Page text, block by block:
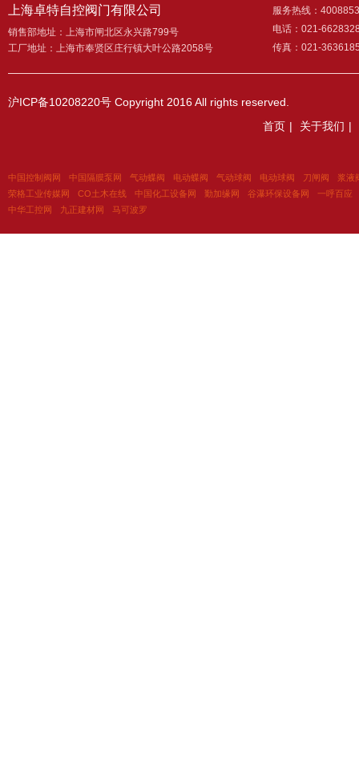
上海卓特自控阀门有限公司
销售部地址：上海市闸北区永兴路799号
工厂地址：上海市奉贤区庄行镇大叶公路2058号
服务热线：
电话：021-
传真：021-
沪ICP备10208220号Copyright 2016 All rights reserved.
首页 | 关于我们 |
中国控制阀网 中国隔膜泵网 气动蝶阀 电动蝶阀 气动球阀 电动球阀 刀闸阀
浆液
荣格工业传媒网
CO土木在线 中国化工设备网 勤加缘网 谷瀑环保设备网
一呼百应
中华工控网
九正建材网 马可波罗